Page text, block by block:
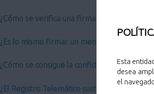
Esta
desea
el
¿Cómo se verifica una firma electrónica?
¿Es lo mismo firmar un mensaje que cifrarlo?
¿Cómo se consigue la confidencialidad?
¿El Registro Telemático sustituye al Registro